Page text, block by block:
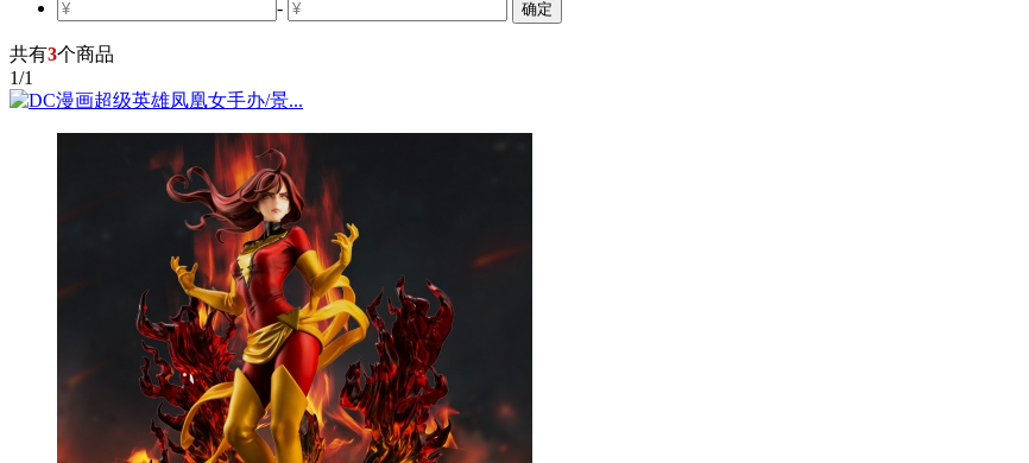
-
共有3个商品
1/1